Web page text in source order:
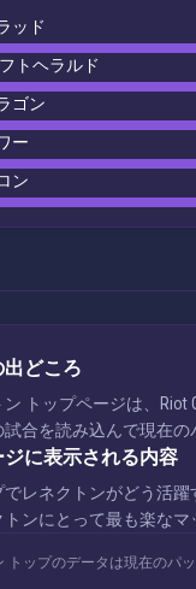
ッド
トヘラルド
ゴン
ー
ン
どころ
ン トップページは、
合を読み込んで現在
ジに表示される内容
レネクトンがどう活
ンにとって最も楽な
トップのデータは現在のパ